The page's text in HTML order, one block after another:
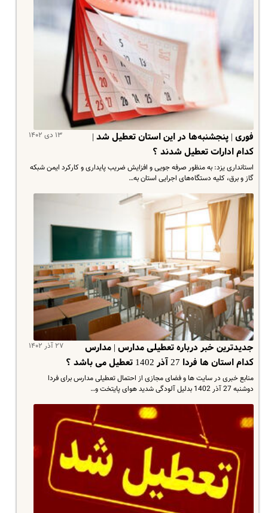
۱۳ دی ۱۴۰۲
فوری | پنجشنبه‌ها در این استان تعطیل شد |
کدام ادارات تعطیل شدند ؟
استانداری یزد: به منظور صرفه جویی و افزایش ضریب پایداری و کارکرد ایمن شبکه
گاز و برق، کلیه دستگاه‌های اجرایی استان به…
۲۷ آذر ۱۴۰۲
جدیدترین خبر درباره تعطیلی مدارس | مدارس
کدام استان ها فردا 27 آذر 1402 تعطیل می باشد ؟
منابع خبری در سایت ها و فضای مجازی از احتمال تعطیلی مدارس برای فردا
دوشنبه 27 آذر 1402 بدلیل آلودگی شدید هوای پایتخت و…